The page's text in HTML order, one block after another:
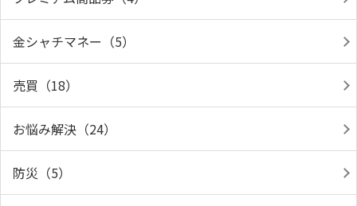
金シャチマネー（5）
売買（18）
お悩み解決（24）
防災（5）